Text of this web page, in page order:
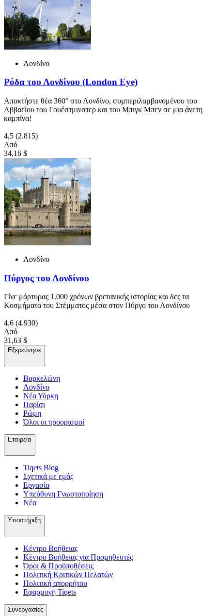
Λονδίνο
Ρόδα του Λονδίνου (London Eye)
Αποκτήστε θέα 360° στο Λονδίνο, συμπεριλαμβανομένου του
Αββαείου του Γουέστμινστερ και του Μπιγκ Μπεν σε μια άνετη
καμπίνα!
4,5 (2.815)
Από
34,16 $
Λονδίνο
Πύργος του Λονδίνου
Γίνε μάρτυρας 1.000 χρόνων βρετανικής ιστορίας και δες τα
Κοσμήματα του Στέμματος μέσα στον Πύργο του Λονδίνου
4,6 (4.930)
Από
31,63 $
Εξερεύνησε
Βαρκελώνη
Λονδίνο
Νέα Υόρκη
Παρίσι
Ρώμη
Όλοι οι προορισμοί
Εταιρεία
Tiqets Βlog
Σχετικά με εμάς
Εργασία
Υπεύθυνη Γνωστοποίηση
Νέα
Υποστήριξη
Κέντρο Βοήθειας
Κέντρο Βοήθειας για Προμηθευτές
Όροι & Προϋποθέσεις
Πολιτική Κριτικών Πελατών
Πολιτική απορρήτου
Εφαρμογή Tiqets
Συνεργασίες